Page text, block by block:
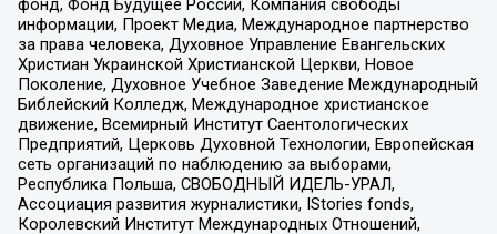
фонд, Фонд Будущее России, Компания свободы
информации, Проект Медиа, Международное партнерство
за права человека, Духовное Управление Евангельских
Христиан Украинской Христианской Церкви, Новое
Поколение, Духовное Учебное Заведение Международный
Библейский Колледж, Международное христианское
движение, Всемирный Институт Саентологических
Предприятий, Церковь Духовной Технологии, Европейская
сеть организаций по наблюдению за выборами,
Республика Польша, СВОБОДНЫЙ ИДЕЛЬ-УРАЛ,
Ассоциация развития журналистики, IStories fonds,
Королевский Институт Международных Отношений,